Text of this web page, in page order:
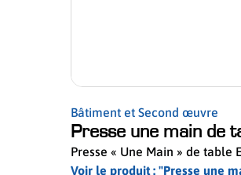
Bâtiment et Second œuvre
Presse une main de
Presse « Une Main » de table
Voir le produit : "Presse une